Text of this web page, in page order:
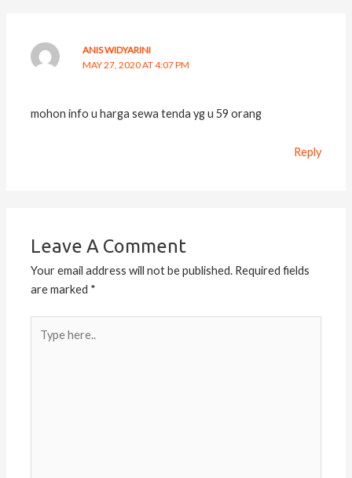
ANIS WIDYARINI
MAY 27, 2020 AT 4:07 PM
mohon info u harga sewa tenda yg u 59 orang
Reply
Leave A Comment
Your email address will not be published. Required fields
are marked *
here..